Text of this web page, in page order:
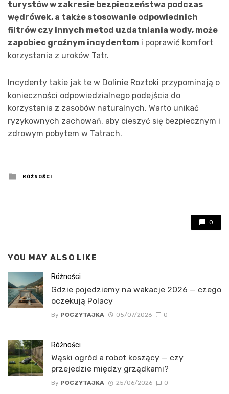
turystów w zakresie bezpieczeństwa podczas
wędrówek, a także stosowanie odpowiednich
filtrów czy innych metod uzdatniania wody, może
zapobiec groźnym incydentom i poprawić komfort
korzystania z uroków Tatr.
Incydenty takie jak te w Dolinie Roztoki przypominają o
konieczności odpowiedzialnego podejścia do
korzystania z zasobów naturalnych. Warto unikać
ryzykownych zachowań, aby cieszyć się bezpiecznym i
zdrowym pobytem w Tatrach.
Posted
in
RÓŻNOŚCI
0
YOU MAY ALSO LIKE
Różności
Gdzie pojedziemy na wakacje 2026 — czego
oczekują Polacy
By POCZYTAJKA 05/07/2026 0
Różności
Wąski ogród a robot koszący — czy
przejedzie między grządkami?
By POCZYTAJKA 25/06/2026 0